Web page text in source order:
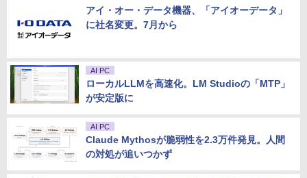
アイ・オー・データ機器、「アイオーデータ」
に社名変更。7月から
AI PC
ローカルLLMを高速化。LM Studioの「MTP」
が安定版に
AI PC
Claude Mythosが脆弱性を2.3万件発見。人間
の対処が追いつかず